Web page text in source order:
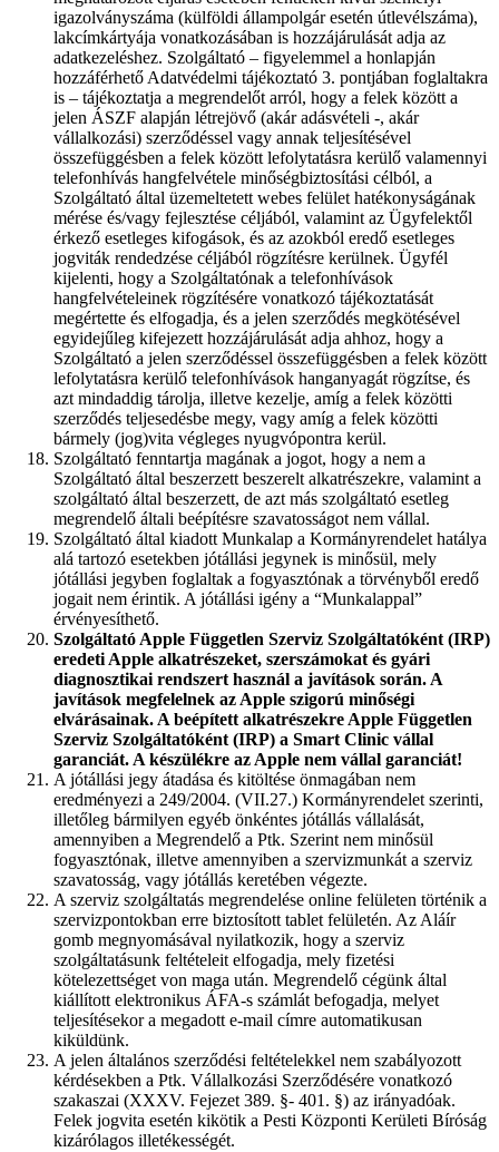
igazolványszáma (külföldi állampolgár esetén útlevélszáma),
lakcímkártyája vonatkozásában is hozzájárulását adja az
adatkezeléshez. Szolgáltató – figyelemmel a honlapján
hozzáférhető Adatvédelmi tájékoztató 3. pontjában foglaltakra
is – tájékoztatja a megrendelőt arról, hogy a felek között a
jelen ÁSZF alapján létrejövő (akár adásvételi -, akár
vállalkozási) szerződéssel vagy annak teljesítésével
összefüggésben a felek között lefolytatásra kerülő valamennyi
telefonhívás hangfelvétele minőségbiztosítási célból, a
Szolgáltató által üzemeltetett webes felület hatékonyságának
mérése és/vagy fejlesztése céljából, valamint az Ügyfelektől
érkező esetleges kifogások, és az azokból eredő esetleges
jogviták rendedzése céljából rögzítésre kerülnek. Ügyfél
kijelenti, hogy a Szolgáltatónak a telefonhívások
hangfelvételeinek rögzítésére vonatkozó tájékoztatását
megértette és elfogadja, és a jelen szerződés megkötésével
egyidejűleg kifejezett hozzájárulását adja ahhoz, hogy a
Szolgáltató a jelen szerződéssel összefüggésben a felek között
lefolytatásra kerülő telefonhívások hanganyagát rögzítse, és
azt mindaddig tárolja, illetve kezelje, amíg a felek közötti
szerződés teljesedésbe megy, vagy amíg a felek közötti
bármely (jog)vita végleges nyugvópontra kerül.
Szolgáltató fenntartja magának a jogot, hogy a nem a
Szolgáltató által beszerzett beszerelt alkatrészekre, valamint a
szolgáltató által beszerzett, de azt más szolgáltató esetleg
megrendelő általi beépítésre szavatosságot nem vállal.
Szolgáltató által kiadott Munkalap a Kormányrendelet hatálya
alá tartozó esetekben jótállási jegynek is minősül, mely
jótállási jegyben foglaltak a fogyasztónak a törvényből eredő
jogait nem érintik. A jótállási igény a “Munkalappal”
érvényesíthető.
Szolgáltató Apple Független Szerviz Szolgáltatóként (IRP)
eredeti Apple alkatrészeket, szerszámokat és gyári
diagnosztikai rendszert használ a javítások során. A
javítások megfelelnek az Apple szigorú minőségi
elvárásainak. A beépített alkatrészekre Apple Független
Szerviz Szolgáltatóként (IRP) a Smart Clinic vállal
garanciát. A készülékre az Apple nem vállal garanciát!
A jótállási jegy átadása és kitöltése önmagában nem
eredményezi a 249/2004. (VII.27.) Kormányrendelet szerinti,
illetőleg bármilyen egyéb önkéntes jótállás vállalását,
amennyiben a Megrendelő a Ptk. Szerint nem minősül
fogyasztónak, illetve amennyiben a szervizmunkát a szerviz
szavatosság, vagy jótállás keretében végezte.
A szerviz szolgáltatás megrendelése online felületen történik a
szervizpontokban erre biztosított tablet felületén. Az Aláír
gomb megnyomásával nyilatkozik, hogy a szerviz
szolgáltatásunk feltételeit elfogadja, mely fizetési
kötelezettséget von maga után. Megrendelő cégünk által
kiállított elektronikus ÁFA-s számlát befogadja, melyet
teljesítésekor a megadott e-mail címre automatikusan
kiküldünk.
A jelen általános szerződési feltételekkel nem szabályozott
kérdésekben a Ptk. Vállalkozási Szerződésére vonatkozó
szakaszai (XXXV. Fejezet 389. §- 401. §) az irányadóak.
Felek jogvita esetén kikötik a Pesti Központi Kerületi Bíróság
kizárólagos illetékességét.